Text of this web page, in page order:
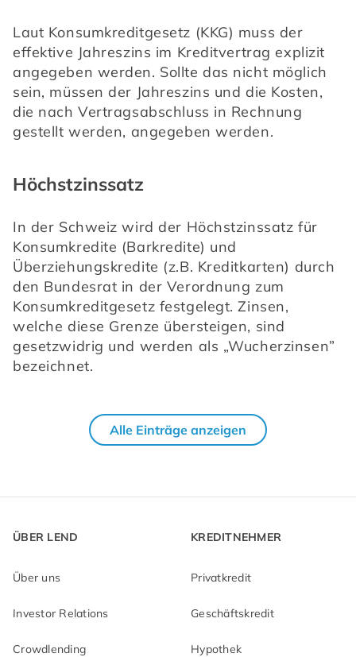
Laut Konsumkreditgesetz (KKG) muss der
effektive Jahreszins im Kreditvertrag explizit
angegeben werden. Sollte das nicht möglich
sein, müssen der Jahreszins und die Kosten,
die nach Vertragsabschluss in Rechnung
gestellt werden, angegeben werden.
Höchstzinssatz
In der Schweiz wird der Höchstzinssatz für
Konsumkredite (Barkredite) und
Überziehungskredite (z.B. Kreditkarten) durch
den Bundesrat in der Verordnung zum
Konsumkreditgesetz festgelegt. Zinsen,
welche diese Grenze übersteigen, sind
gesetzwidrig und werden als „Wucherzinsen”
bezeichnet.
Alle Einträge anzeigen
ÜBER LEND
Über uns
Investor Relations
Crowdlending
KREDITNEHMER
Privatkredit
Geschäftskredit
Hypothek